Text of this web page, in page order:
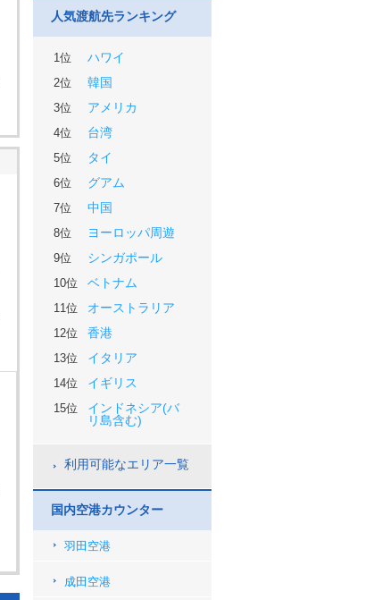
人気渡航先ランキング
1位 ハワイ
2位 韓国
3位 アメリカ
4位 台湾
5位 タイ
6位 グアム
7位 中国
8位 ヨーロッパ周遊
9位 シンガポール
10位 ベトナム
11位 オーストラリア
12位 香港
13位 イタリア
14位 イギリス
15位
インドネシア(バ
リ島含む)
利用可能なエリア一覧
国内空港カウンター
羽田空港
成田空港